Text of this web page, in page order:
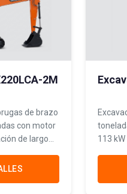
2M
de brazo
con motor
de largo
pendientes.
113